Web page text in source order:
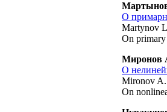
О
Martynov
On primary
Миронов
О
Mironov
On